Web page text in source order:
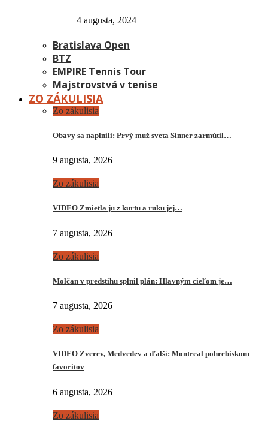
4 augusta, 2024
Bratislava Open
BTZ
EMPIRE Tennis Tour
Majstrovstvá v tenise
ZO ZÁKULISIA
Zo zákulisia
Obavy sa naplnili: Prvý muž sveta Sinner zarmútil…
9 augusta, 2026
Zo zákulisia
VIDEO Zmietla ju z kurtu a ruku jej…
7 augusta, 2026
Zo zákulisia
Molčan v predstihu splnil plán: Hlavným cieľom je…
7 augusta, 2026
Zo zákulisia
VIDEO Zverev, Medvedev a ďalší: Montreal pohrebiskom
favoritov
6 augusta, 2026
Zo zákulisia